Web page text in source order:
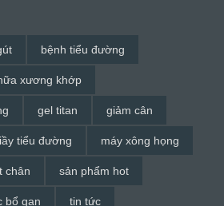
bệnh tiểu đường
xương khớp
gel titan giảm cân
tiểu đường máy xông họng
chân sản phẩm hot
bổ gan tin tức